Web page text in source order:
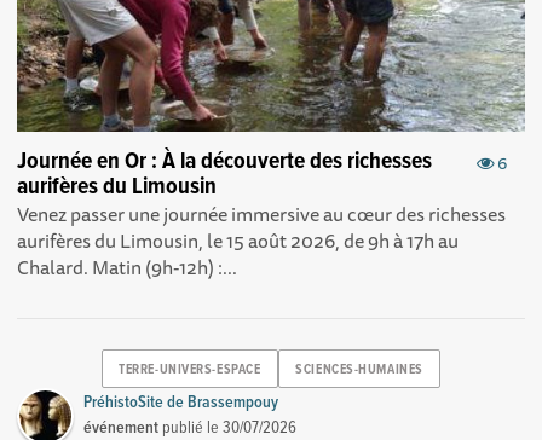
6
Journée en Or : À la découverte des richesses
aurifères du Limousin
Venez passer une journée immersive au cœur des richesses
aurifères du Limousin, le 15 août 2026, de 9h à 17h au
Chalard. Matin (9h-12h) :...
TERRE-UNIVERS-ESPACE SCIENCES-HUMAINES
PréhistoSite de Brassempouy
événement publié le30/07/2026